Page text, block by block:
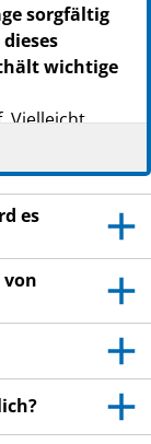
sorgfältig
wichtige
Vielleicht
lesen.
Sie sich
Dritte weiter.
auch wenn
wie Sie.
wenden Sie
es
von